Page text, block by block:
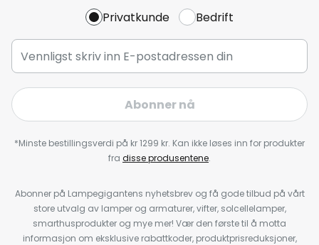
Privatkunde Bedrift
Abonner nå
*Minste bestillingsverdi på kr 1299 kr. Kan ikke løses inn for produkter
fra disse produsentene.
Abonner på Lampegigantens nyhetsbrev og få gode tilbud på vårt
store utvalg av lamper og armaturer, vifter, solcellelamper,
smarthusprodukter og mye mer! Vær den første til å motta
informasjon om eksklusive rabattkoder, produktprisreduksjoner,